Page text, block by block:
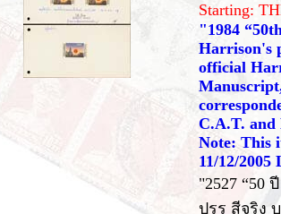
Starting:
"1984
Harrison's
official
C.A.T. and
Note: This
11/12/
"2527 “50
ปรุรู สีจริง